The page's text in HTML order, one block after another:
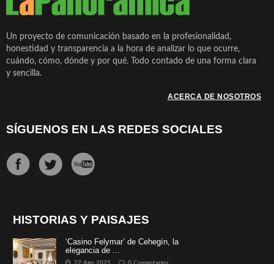
Un proyecto de comunicación basado en la profesionalidad,
honestidad y transparencia a la hora de analizar lo que ocurre,
cuándo, cómo, dónde y por qué. Todo contado de una forma clara
y sencilla.
ACERCA DE NOSOTROS
SÍGUENOS EN LAS REDES SOCIALES
HISTORIAS Y PAISAJES
‘Casino Felymar’ de Cehegín, la
elegancia de ...
22 Ago 2025 0 Comentarios